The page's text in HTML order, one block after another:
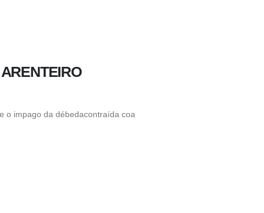
o impago da débedacontraída coa